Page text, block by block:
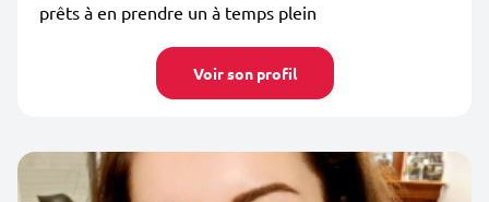
prêts à en prendre un à temps plein
Voir son profil